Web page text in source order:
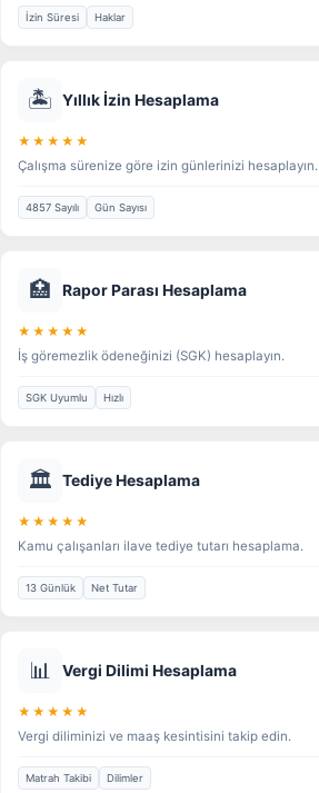
İzin Süresi Haklar
🏝️ Yıllık İzin Hesaplama
★★★★★
Çalışma sürenize göre izin günlerinizi hesaplayın.
4857 Sayılı Gün Sayısı
🏥 Rapor Parası Hesaplama
★★★★★
İş göremezlik ödeneğinizi (SGK) hesaplayın.
SGK Uyumlu Hızlı
🏛️ Tediye Hesaplama
★★★★★
Kamu çalışanları ilave tediye tutarı hesaplama.
13 Günlük Net Tutar
📊 Vergi Dilimi Hesaplama
★★★★★
Vergi diliminizi ve maaş kesintisini takip edin.
Matrah Takibi Dilimler